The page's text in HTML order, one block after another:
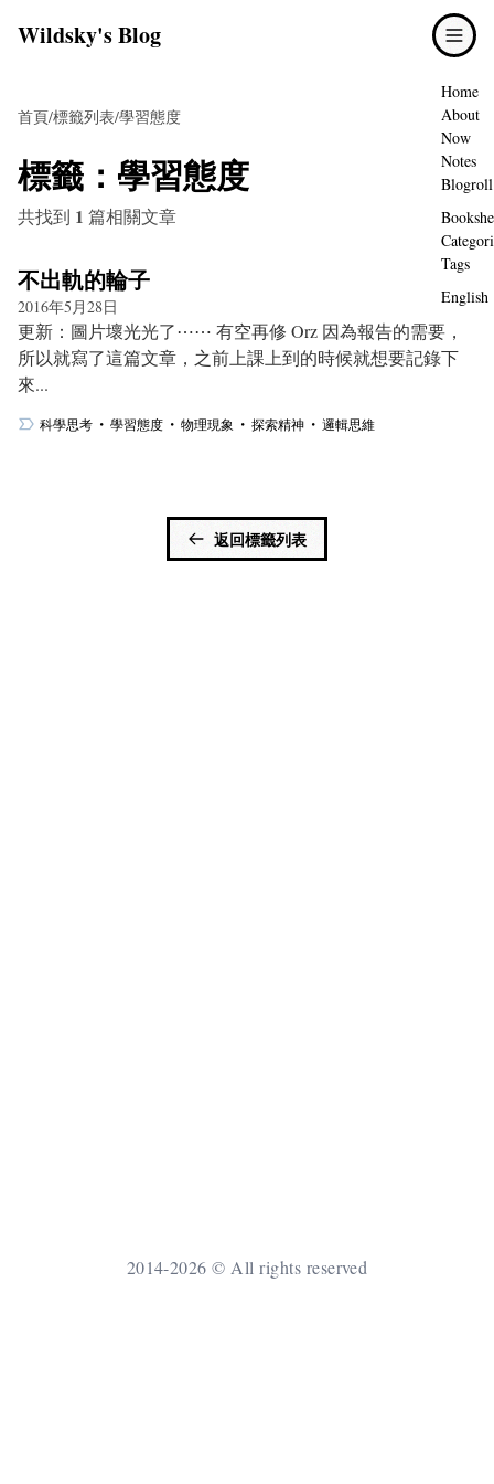
Wildsky's Blog
Home
About
Now
Notes
Blogroll
Tags
English
首頁/標籤列表/學習態度
標籤： 學習態度
共找到 1 篇相關文章
不出軌的輪子
2016年5月28日
更新：圖片壞光光了⋯⋯ 有空再修 Orz 因為報告的需要，
所以就寫了這篇文章，之前上課上到的時候就想要記錄下
來...
科學思考 ・ 學習態度 ・ 物理現象 ・ 探索精神 ・ 邏輯思維
返回標籤列表
2014-2026 © All rights reserved